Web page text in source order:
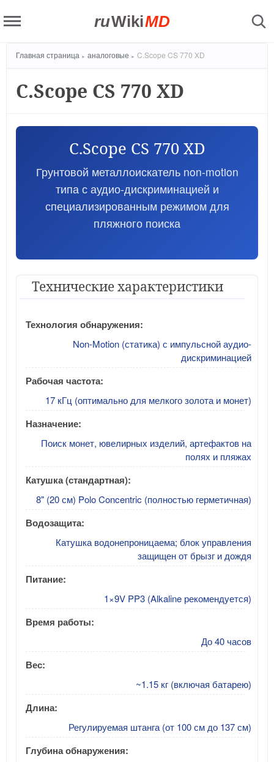
ruWikiMD
Главная страница аналоговые C.Scope CS 770 XD
C.Scope CS 770 XD
C.Scope CS 770 XD
Грунтовой металлоискатель non-motion
типа с аудио-дискриминацией и
специализированным режимом для
пляжного поиска
Технические характеристики
Технология обнаружения:
Non-Motion (статика) с импульсной аудио-
дискриминацией
Рабочая частота:
17 кГц (оптимально для мелкого золота и монет)
Назначение:
Поиск монет, ювелирных изделий, артефактов на
полях и пляжах
Катушка (стандартная):
8" (20 см) Polo Concentric (полностью герметичная)
Водозащита:
Катушка водонепроницаема; блок управления
защищен от брызг и дождя
Питание:
1×9V PP3 (Alkaline рекомендуется)
Время работы:
До 40 часов
Вес:
~1.15 кг (включая батарею)
Длина:
Регулируемая штанга (от 100 см до 137 см)
Глубина обнаружения: